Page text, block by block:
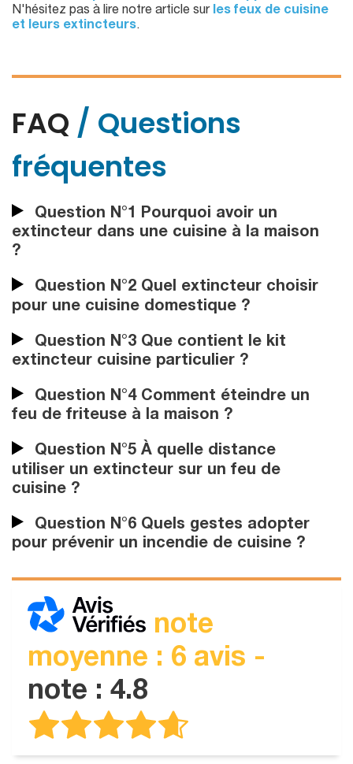
N'hésitez pas à lire notre article sur les feux de cuisine
et leurs extincteurs.
FAQ / Questions
fréquentes
Question N°1 Pourquoi avoir un
extincteur dans une cuisine à la maison
?
Question N°2 Quel extincteur choisir
pour une cuisine domestique ?
Question N°3 Que contient le kit
extincteur cuisine particulier ?
Question N°4 Comment éteindre un
feu de friteuse à la maison ?
Question N°5 À quelle distance
utiliser un extincteur sur un feu de
cuisine ?
Question N°6 Quels gestes adopter
pour prévenir un incendie de cuisine ?
note
moyenne : 6 avis -
note : 4.8